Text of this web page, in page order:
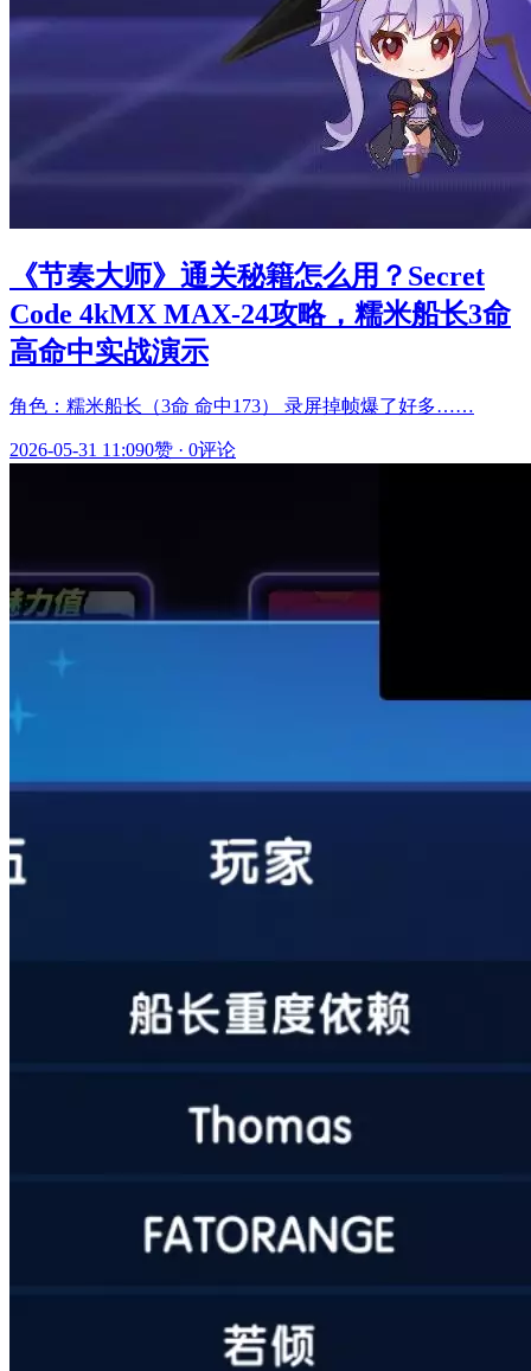
《节奏大师》通关秘籍怎么用？Secret
Code 4kMX MAX-24攻略，糯米船长3命
高命中实战演示
角色：糯米船长（3命 命中173） 录屏掉帧爆了好多……
2026-05-31 11:090赞 · 0评论